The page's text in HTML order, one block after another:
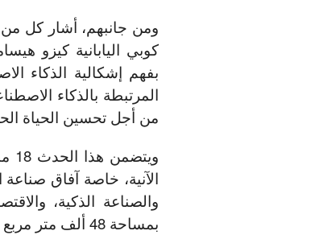
ومن جانبهم، أشار كل من
كوبي اليابانية كيزو
بفهم إشكالية الذكاء
المرتبطة بالذكاء
من أجل تحسين الحياة
الآنية، خاصة آفاق صناعة
والصناعة الذكية،
بمساحة 48 ألف متر مربع وخمس مسابقات.